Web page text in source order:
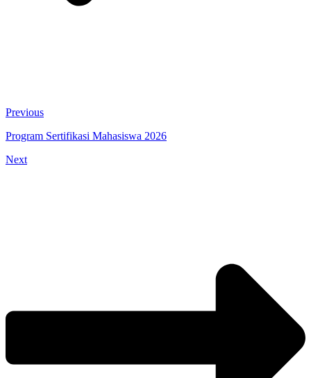
Previous
Program Sertifikasi Mahasiswa 2026
Next